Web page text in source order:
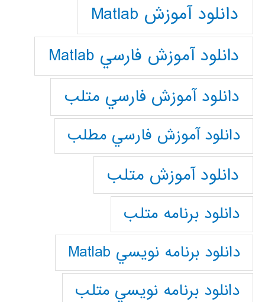
دانلود آموزش Matlab
دانلود آموزش فارسي Matlab
دانلود آموزش فارسي متلب
دانلود آموزش فارسي مطلب
دانلود آموزش متلب
دانلود برنامه متلب
دانلود برنامه نويسي Matlab
دانلود برنامه نويسي متلب